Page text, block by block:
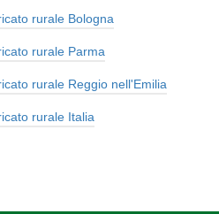
rurale Bologna
rurale Parma
rurale Reggio nell'Emilia
rurale Italia